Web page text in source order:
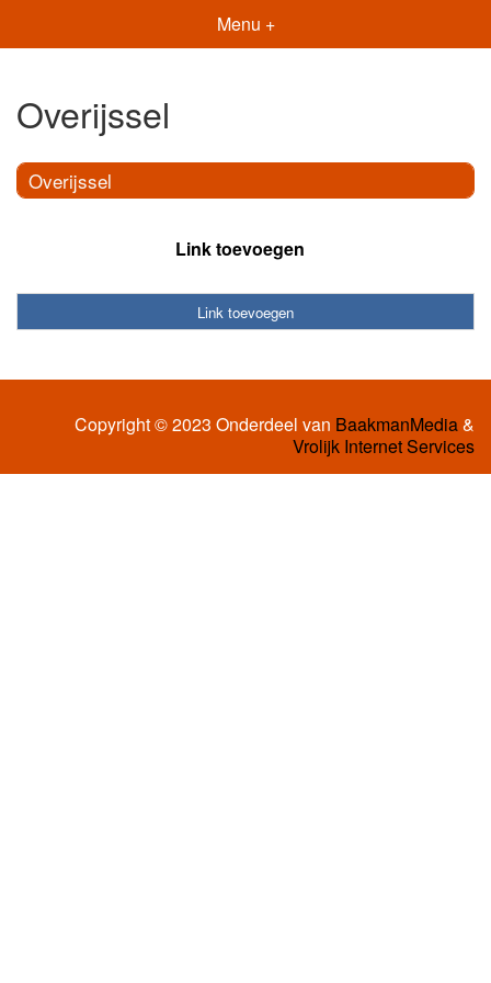
Menu +
Overijssel
Overijssel
Link toevoegen
Link toevoegen
Copyright © 2023 Onderdeel van BaakmanMedia&
Vrolijk Internet Services